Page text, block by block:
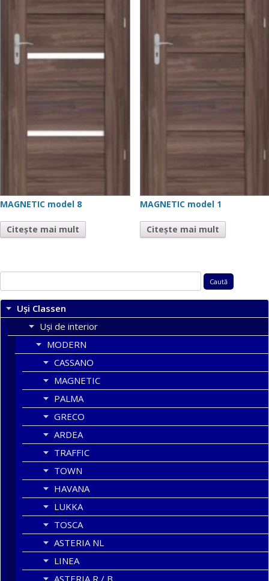
MAGNETIC model 8
Citește mai mult
MAGNETIC model 1
Citește mai mult
după:
Uși Classen
Uși de interior
MODERN
CASSANO
MAGNETIC
PALMA
GRECO
ARDEA
TRAFFIC
TOWN
HAVANA
LUKKA
TOSCA
ASTERIA NL
LINEA